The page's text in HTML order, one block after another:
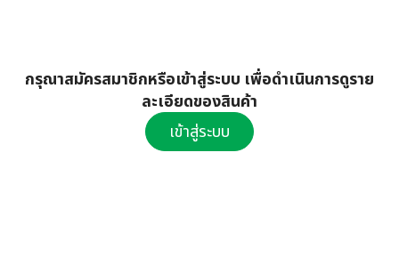
กรุณาสมัครสมาชิกหรือเข้าสู่ระบบ เพื่อดำเนินการดูราย
ละเอียดของสินค้า
เข้าสู่ระบบ